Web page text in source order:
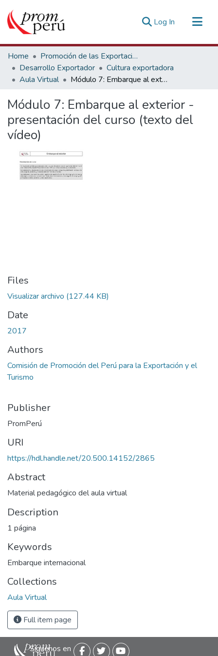
Log In (current)
Communities & Collections
All of DSpace
Statistics
Estadísticas Externas
Home
Promoción de las Exportaciones
Desarrollo Exportador
Cultura exportadora
Aula Virtual
Módulo 7: Embarque al exterior - presentación del curso (texto del vídeo)
Módulo 7: Embarque al exterior -
presentación del curso (texto del
vídeo)
Files
Visualizar archivo (127.44 KB)
Date
2017
Authors
Comisión de Promoción del Perú para la Exportación y el
Turismo
Publisher
PromPerú
URI
https://hdl.handle.net/20.500.14152/2865
Abstract
Material pedagógico del aula virtual
Description
1 página
Keywords
Embarque internacional
Collections
Aula Virtual
Full item page
Siguenos en